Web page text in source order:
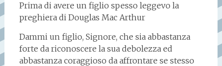
Prima di avere un figlio spesso leggevo la
preghiera di Douglas Mac Arthur
Dammi un figlio, Signore, che sia abbastanza
forte da riconoscere la sua debolezza ed
abbastanza coraggioso da affrontare se stesso